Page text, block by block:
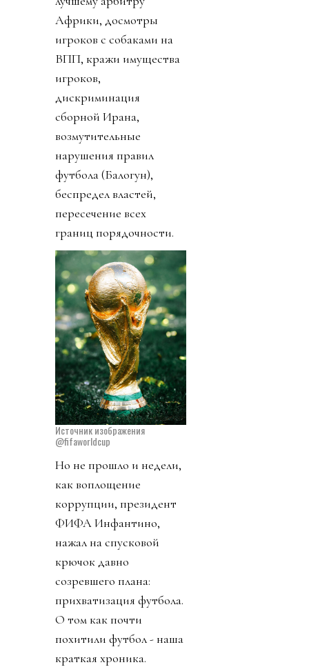
Африки, досмотры
игроков с собаками на
ВПП, кражи имущества
игроков,
дискриминация
сборной Ирана,
возмутительные
нарушения правил
футбола (Балогун),
беспредел властей,
пересечение всех
границ порядочности.
Источник изображения
@fifaworldcup
Но не прошло и недели,
как воплощение
коррупции, президент
ФИФА Инфантино,
нажал на спусковой
крючок давно
созревшего плана:
прихватизация футбола.
О том как почти
похитили футбол - наша
краткая хроника.